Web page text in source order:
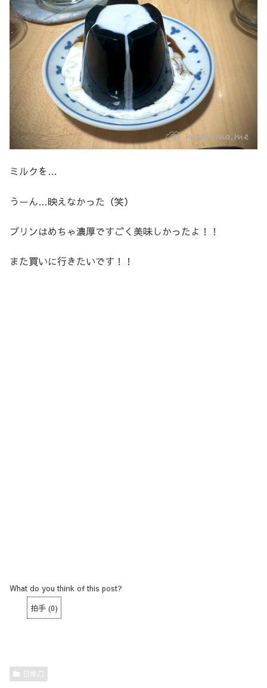
ミルクを…
うーん…映えなかった（笑）
プリンはめちゃ濃厚ですごく美味しかったよ！！
また買いに行きたいです！！
What do you think of this post?
拍手 (0)
日常♫